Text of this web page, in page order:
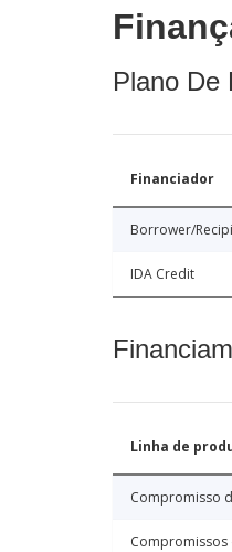
Plano De
Financiador
Borrower/
IDA Credit
Linha de
Compromisso
Compromissos